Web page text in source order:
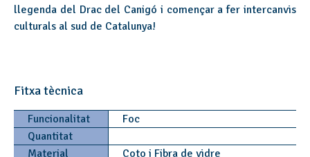
llegenda del Drac del Canigó i començar a fer intercanvis
culturals al sud de Catalunya!
Fitxa tècnica
Funcionalitat
Foc
Quantitat
Material
Coto i Fibra de vidre